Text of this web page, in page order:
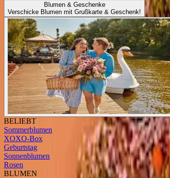
Blumen & Geschenke
Verschicke Blumen mit Grußkarte & Geschenk!
BELIEBT
Sommerblumen
XOXO-Box
Geburtstag
Sonnenblumen
Rosen
BLUMEN